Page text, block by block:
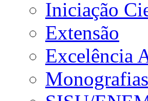
Iniciação
Extensão
Excelência
Monografias